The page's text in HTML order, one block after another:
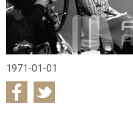
1971-01-01